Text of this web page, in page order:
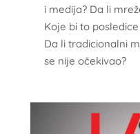
i medija? Da li
Koje bi to
Da li tradicionalni
se nije očekivao?